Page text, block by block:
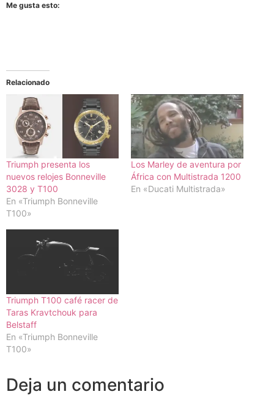
Me gusta esto:
Relacionado
Triumph presenta los
nuevos relojes Bonneville
3028 y T100
En «Triumph Bonneville
T100»
Los Marley de aventura por
África con Multistrada 1200
En «Ducati Multistrada»
Triumph T100 café racer de
Taras Kravtchouk para
Belstaff
En «Triumph Bonneville
T100»
Deja un comentario